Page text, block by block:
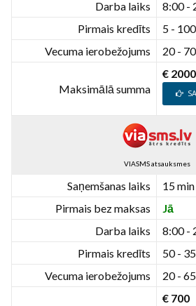
Darba laiks
8:00 -
Pirmais kredīts
5 -
Vecuma ierobežojums
20 -
Maksimālā summa
€ 2000
VIASMS atsauksmes
Saņemšanas laiks
15 min
Pirmais bez maksas
Jā
Darba laiks
8:00 -
Pirmais kredīts
50 -
Vecuma ierobežojums
20 -
€ 700